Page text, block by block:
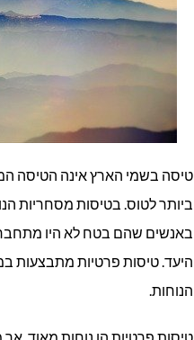
טיסה בשמי הארץ אינה הטיסה
ביותר לטוס. בטיסות מסחריות
באנשים שהם בטח לא היו
היעד. טיסות פרטיות מתבצעות
הנוחות.